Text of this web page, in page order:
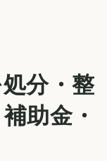
分・整
助金・